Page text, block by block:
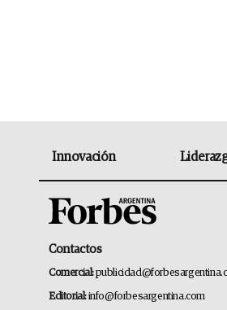
Innovación
Contactos
Comercial:
Editorial:info@forbesargentina.com